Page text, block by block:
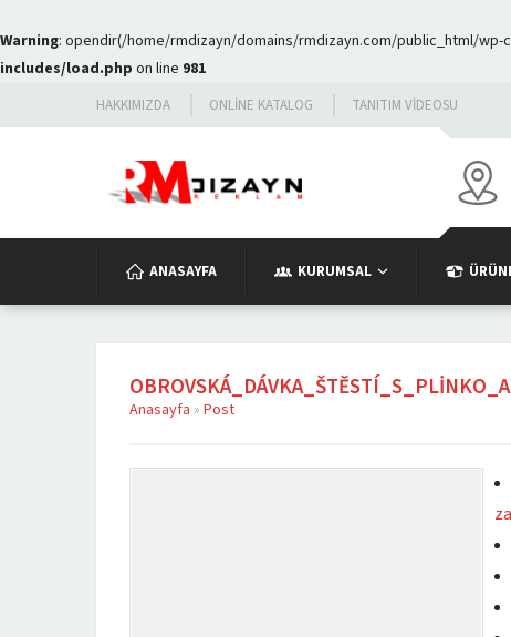
Warning: opendir(/home/rmdizayn/domains/rmdizayn.com/public_html/
includes/load.php on line 981
HAKKIMIZDA ONLINE KATALOG TANITIM VIDEOSU
ANASAYFA KURUMSAL
Anasayfa » Post